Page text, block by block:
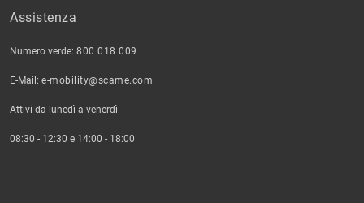
Assistenza
Numero verde: 800 018 009
E-Mail: e-mobility@scame.com
Attivi da lunedì a venerdì
08:30 - 12:30 e 14:00 - 18:00